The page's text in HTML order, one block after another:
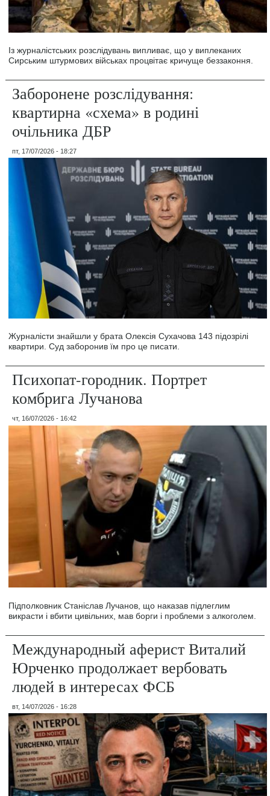
Із журналістських розслідувань випливає, що у виплеканих
Сирським штурмових військах процвітає кричуще беззаконня.
Заборонене розслідування:
квартирна «схема» в родині
очільника ДБР
пт, 17/07/2026 - 18:27
Журналісти знайшли у брата Олексія Сухачова 143 підозрілі
квартири. Суд заборонив їм про це писати.
Психопат-городник. Портрет
комбрига Лучанова
чт, 16/07/2026 - 16:42
Підполковник Станіслав Лучанов, що наказав підлеглим
викрасти і вбити цивільних, мав борги і проблеми з алкоголем.
Международный аферист Виталий
Юрченко продолжает вербовать
людей в интересах ФСБ
вт, 14/07/2026 - 16:28